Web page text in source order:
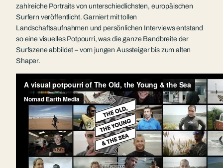
zahlreiche Portraits von unterschiedlichsten, europäischen
Surfern veröffentlicht. Garniert mit tollen
Landschaftsaufnahmen und persönlichen Interviews entstand
so eine visuelles Potpourri, was die ganze Bandbreite der
Surfszene abbildet – vom jungen Aussteiger bis zum alten
Shaper.